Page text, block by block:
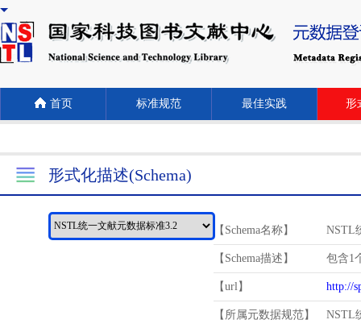
首页 标准规范 最佳实践 形
形式化描述(Schema)
【Schema名称】 NSTL
【Schema描述】 包含1
【url】 http://
【所属元数据规范】 NSTL